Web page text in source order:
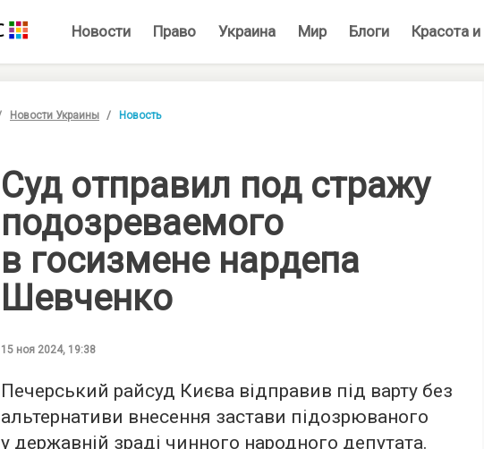
Новости Право Украина Мир Блоги Красота
Новости Украины Новость
Суд отправил под стражу
подозреваемого
в госизмене нардепа
Шевченко
15 ноя 2024, 19:38
Печерський райсуд Києва відправив під варту без
альтернативи внесення застави підозрюваного
у державній зраді чинного народного депутата.